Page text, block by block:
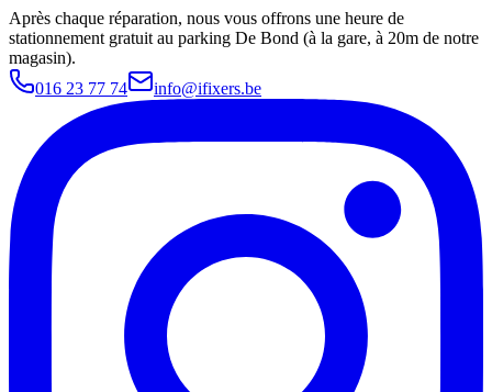
Après chaque réparation, nous vous offrons une heure de
stationnement gratuit au parking De Bond (à la gare, à 20m de notre
magasin).
016 23 77 74
info@ifixers.be